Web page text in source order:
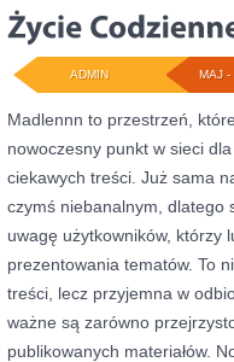
MAJ -
ADMIN
Madlennn to przestrzeń,
nowoczesny punkt w sieci
ciekawych treści. Już sama
czymś niebanalnym, dlatego
uwagę użytkowników, którzy
prezentowania tematów. To
treści, lecz przyjemna w
ważne są zarówno
publikowanych materiałów.